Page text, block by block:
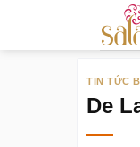
TIN TỨC
De